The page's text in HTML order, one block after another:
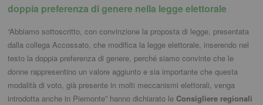
doppia preferenza di genere nella legge elettorale
“Abbiamo sottoscritto, con convinzione la proposta di legge, presentata
dalla collega Accossato, che modifica la legge elettorale, inserendo nel
testo la doppia preferenza di genere, perché siamo convinte che le
donne rappresentino un valore aggiunto e sia importante che questa
modalità di voto, già presente in molti meccanismi elettorali, venga
introdotta anche in Piemonte” hanno dichiarato leConsigliere regionali